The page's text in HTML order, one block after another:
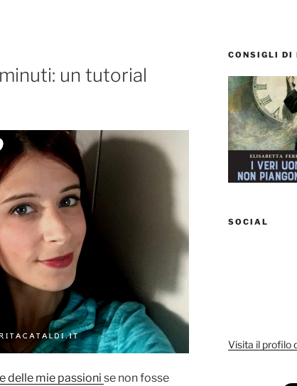
un tutorial
delle mie passioni se non fosse
CONSIGLI DI
SOCIAL
Visita il profilo